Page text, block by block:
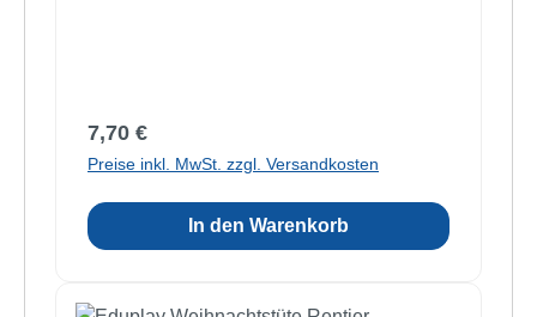
Regulärer Preis:
7,70 €
Preise inkl. MwSt. zzgl. Versandkosten
In den Warenkorb